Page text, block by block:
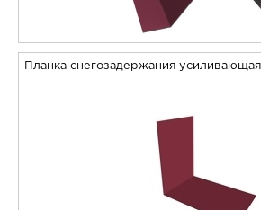
Планка снегозадержания усиливающая